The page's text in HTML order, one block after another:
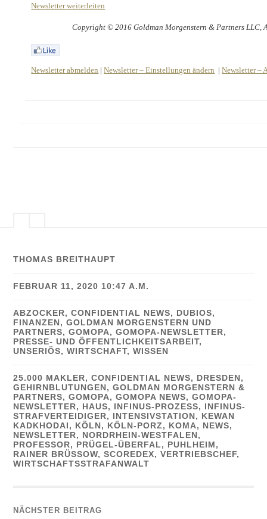
Newsletter weiterleiten
Copyright © 2016 Goldman Morgenstern & Partners LLC,
Newsletter abmelden |Newsletter – Einstellungen ändern |Newsletter –
THOMAS BREITHAUPT
FEBRUAR 11, 2020 10:47 A.M.
ABZOCKER,CONFIDENTIAL NEWS, DUBIOS,
FINANZEN ,GOLDMAN MORGENSTERN UND
PARTNERS,GOMOPA,GOMOPA-NEWSLETTER,
PRESSE- UND ÖFFENTLICHKEITSARBEIT,
UNSERIÖS,WIRTSCHAFT,WISSEN
25.000 MAKLER,CONFIDENTIAL NEWS, DRESDEN ,
GEHIRNBLUTUNGEN ,GOLDMAN MORGENSTERN &
PARTNERS,GOMOPA,GOMOPA NEWS,GOMOPA-
NEWSLETTER, HAUS, INFINUS-PROZESS,
INFINUS-
STRAFVERTEIDIGER, INTENSIVSTATION ,
KEWAN
KADKHODAI , KÖLN , KÖLN-PORZ, KOMA, NEWS,
NEWSLETTER, NORDRHEIN-WESTFALEN ,
PROFESSOR, PRÜGEL-ÜBERFAL , PUHLHEIM ,
RAINER BRÜSSOW,SCOREDEX,VERTRIEBSCHEF,
WIRTSCHAFTSSTRAFANWALT
NÄCHSTER BEITRAG